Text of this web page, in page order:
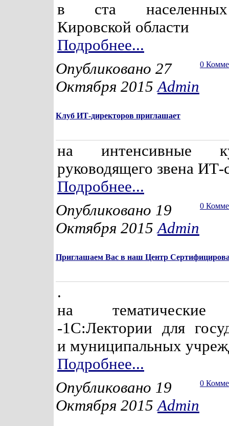
в ста
Кировской области
Подробнее...
0
Опубликовано 27
Октября 2015Admin
Клуб ИТ-директоров приглашает
на интенсивные
руководящего звена
Подробнее...
0
Опубликовано 19
Октября 2015Admin
Приглашаем Вас в наш Центр
.
на тематические
-1С:Лектории для
и муниципальных
Подробнее...
0
Опубликовано 19
Октября 2015Admin